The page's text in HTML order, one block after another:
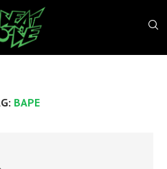
BAPE